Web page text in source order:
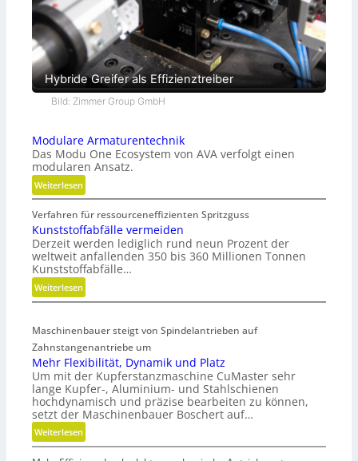
Hybride Greifer als Effizienztreiber
Bild: Zimmer Group GmbH
Modulare Armaturentechnik
Das Modu One Ecosystem von AVA verfolgt einen
modularen Ansatz.
Weiterlesen:
M
o
d
u
l
a
r
e
r
m
a
t
u
r
e
n
Verfahren für ressourceneffizienten Spritzguss
Kunststoffabfälle vermeiden
Derzeit werden lediglich rund neun Prozent der
weltweit anfallenden 350 bis 360 Millionen Tonnen
Kunststoffabfälle…
Weiterlesen:
K
n
s
t
s
t
o
f
f
Maschinenbauer steigt von Spindelantrieben auf
Zahnstangenantriebe um
Mehr Flexibilität, Dynamik und Platz
Um mit der Kupferstanzmaschine CuMaster sehr
lange Kupfer-, Aluminium- und Stahlschienen
hochdynamisch und präzise bearbeiten zu können,
setzt der Maschinenbauer Boschert auf…
Weiterlesen:
M